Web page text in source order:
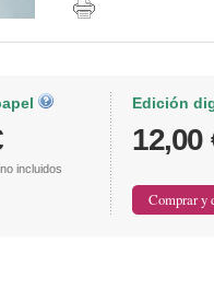
no incluidos
Edición
12,00